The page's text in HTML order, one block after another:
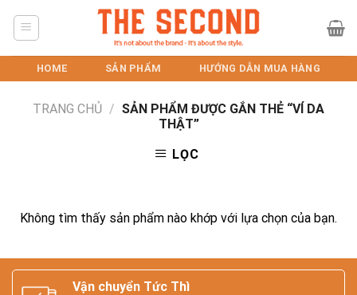
HOME SẢN PHẨM HƯỚNG DẪN MUA HÀNG
TRANG CHỦ / SẢN PHẨM ĐƯỢC GẮN THẺ “VÍ DA
THẬT”
LỌC
Không tìm thấy sản phẩm nào khớp với lựa chọn của bạn.
Vận chuyển Tức Thì